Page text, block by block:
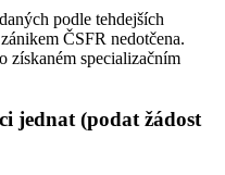
podle tehdejších
ČSFR nedotčena.
získaném specializačním
jednat (podat žádost